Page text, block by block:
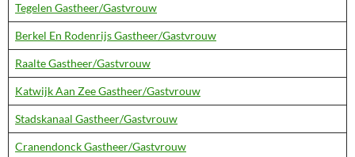
Tegelen Gastheer/Gastvrouw
Berkel En Rodenrijs Gastheer/Gastvrouw
Raalte Gastheer/Gastvrouw
Katwijk Aan Zee Gastheer/Gastvrouw
Stadskanaal Gastheer/Gastvrouw
Cranendonck Gastheer/Gastvrouw